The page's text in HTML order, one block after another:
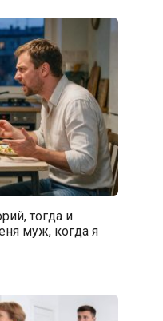
тогда и
муж, когда я